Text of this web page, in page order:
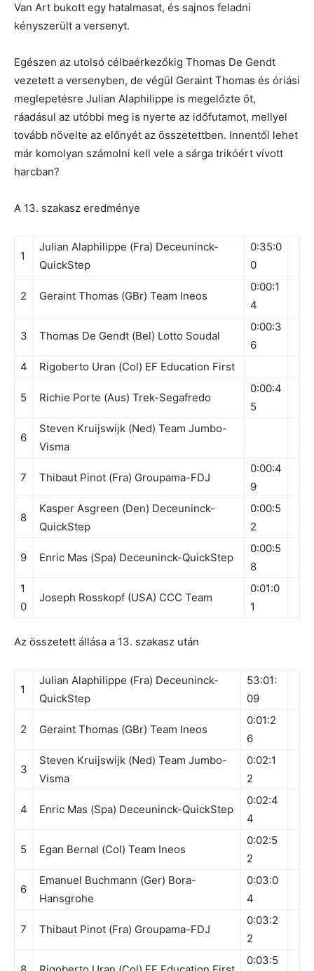
Van Art bukott egy hatalmasat, és sajnos feladni
kényszerült a versenyt.
Egészen az utolsó célbaérkezőkig Thomas De Gendt
vezetett a versenyben, de végül Geraint Thomas és óriási
meglepetésre Julian Alaphilippe is megelőzte őt,
ráadásul az utóbbi meg is nyerte az időfutamot, mellyel
tovább növelte az előnyét az összetettben. Innentől lehet
már komolyan számolni kell vele a sárga trikóért vívott
harcban?
A 13. szakasz eredménye
1
Julian Alaphilippe (Fra) Deceuninck-
QuickStep
0:35:0
0
2 Geraint Thomas (GBr) Team Ineos
0:00:1
4
3 Thomas De Gendt (Bel) Lotto Soudal
0:00:3
6
4
Rigoberto Uran (Col) EF Education First
5 Richie Porte (Aus) Trek-Segafredo
0:00:4
5
6
Steven Kruijswijk (Ned) Team Jumbo-
Visma
7 Thibaut Pinot (Fra) Groupama-FDJ
0:00:4
9
8
Kasper Asgreen (Den) Deceuninck-
QuickStep
0:00:5
2
9 Enric Mas (Spa) Deceuninck-QuickStep
0:00:5
8
1
0
Joseph Rosskopf (USA) CCC Team
0:01:0
1
Az összetett állása a 13. szakasz után
1
Julian Alaphilippe (Fra) Deceuninck-
QuickStep
53:01:
09
2 Geraint Thomas (GBr) Team Ineos
0:01:2
6
3
Steven Kruijswijk (Ned) Team Jumbo-
Visma
0:02:1
2
4 Enric Mas (Spa) Deceuninck-QuickStep
0:02:4
4
5 Egan Bernal (Col) Team Ineos
0:02:5
2
6
Emanuel Buchmann (Ger) Bora-
Hansgrohe
0:03:0
4
7 Thibaut Pinot (Fra) Groupama-FDJ
0:03:2
2
0:03:5